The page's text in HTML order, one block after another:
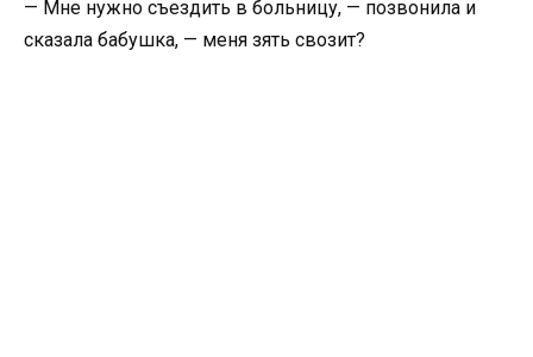
— Мне нужно съездить в больницу, — позвонила и
сказала бабушка, — меня зять свозит?